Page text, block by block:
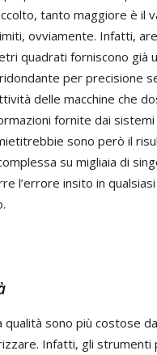
tanto maggiore è il
ovviamente. Infatti,
quadrati forniscono già
per precisione
delle macchine che
fornite dai sistemi
sono però il
su migliaia di
l’errore insito in qualsiasi
qualità sono più costose
Infatti, gli strumenti